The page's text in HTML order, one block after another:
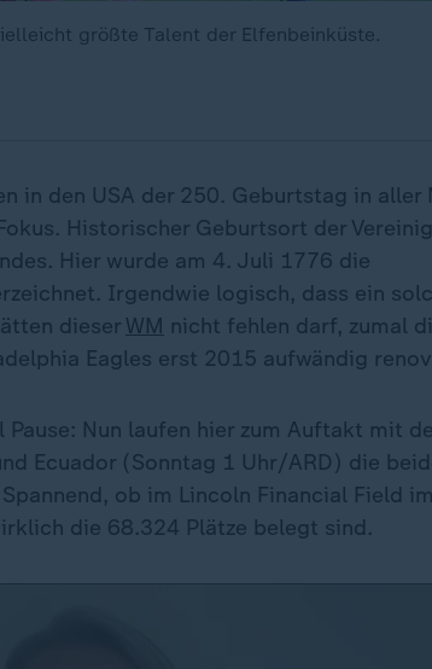
größte Talent der Elfenbeinküste.
in den USA der 250. Geburtstag in aller
Historischer Geburtsort der
Hier wurde am 4. Juli 1776 die
Irgendwie logisch, dass ein
dieser WM nicht fehlen darf, zumal
Eagles erst 2015 aufwändig
Nun laufen hier zum Auftakt mit
Ecuador (Sonntag 1 Uhr/ARD) die
ob im Lincoln Financial Field
die 68.324 Plätze belegt sind.